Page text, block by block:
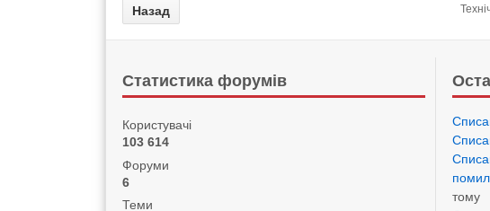
Статистика форумів
Користувачі
103 614
Форуми
6
Теми
тому